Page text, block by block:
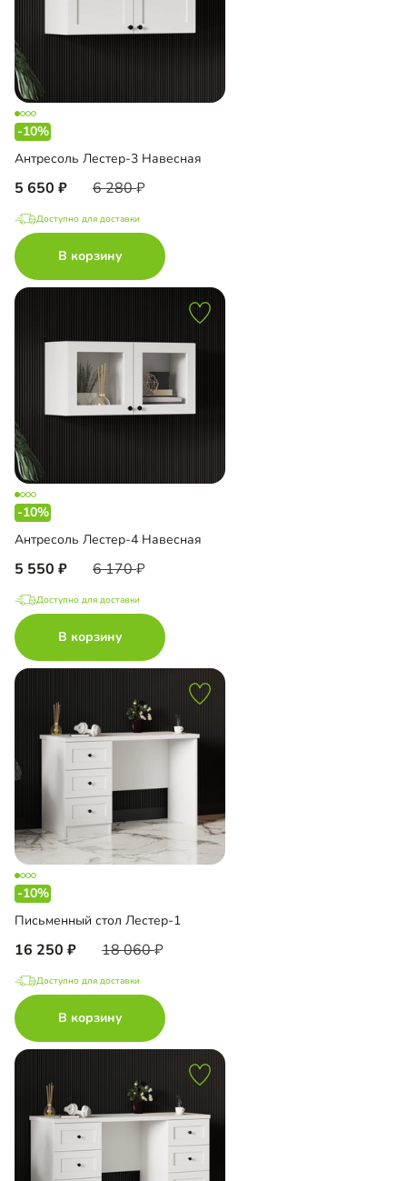
-10%
Антресоль Лестер-3 Навесная
5 650 6 280
Доступно для доставки
В корзину
-10%
Антресоль Лестер-4 Навесная
5 550 6 170
Доступно для доставки
В корзину
-10%
Письменный стол Лестер-1
16 250 18 060
Доступно для доставки
В корзину